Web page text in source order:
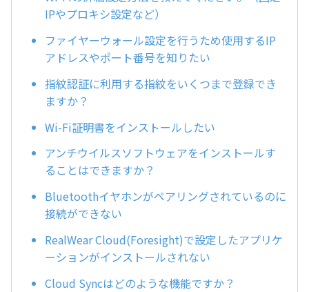
IPやプロキシ設定など）
ファイヤーウォール設定を行うため使用するIP
アドレスやポート番号を知りたい
指紋認証に利用する指紋をいくつまで登録でき
ますか？
Wi-Fi証明書をインストールしたい
アンチウイルスソフトウェアをインストールす
ることはできますか？
Bluetoothイヤホンがペアリングされているのに
接続ができない
RealWear Cloud(Foresight)で設定したアプリケ
ーションがインストールされない
Cloud Syncはどのような機能ですか？